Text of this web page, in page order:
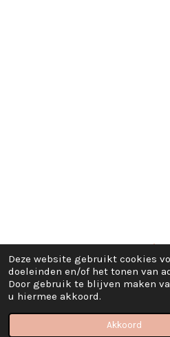
Deze website gebruikt cookies
doeleinden en/of het tonen van
Door gebruik te blijven maken
u hiermee akkoord.
Akkoord
TOP
© 2020 - 2024 Creatief met